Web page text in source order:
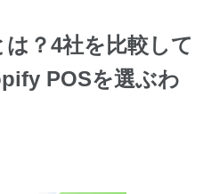
？4社を比較して
POSを選ぶわ